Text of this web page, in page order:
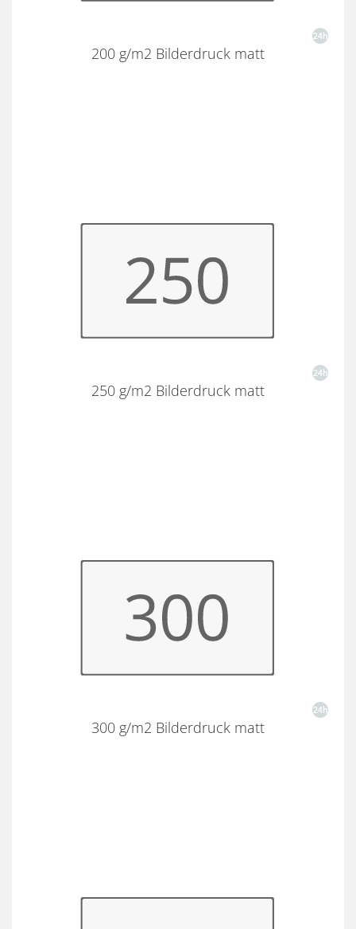
200 g/m2 Bilderdruck matt
250 g/m2 Bilderdruck matt
300 g/m2 Bilderdruck matt